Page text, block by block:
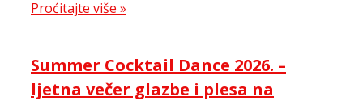
Proćitajte više »
Summer Cocktail Dance 2026. –
ljetna večer glazbe i plesa na